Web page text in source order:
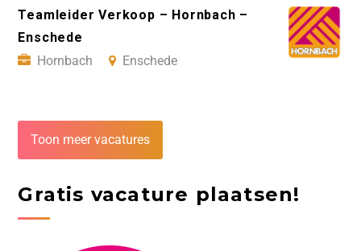
Teamleider Verkoop – Hornbach –
Enschede
Hornbach
Enschede
Toon meer vacatures
Gratis vacature plaatsen!